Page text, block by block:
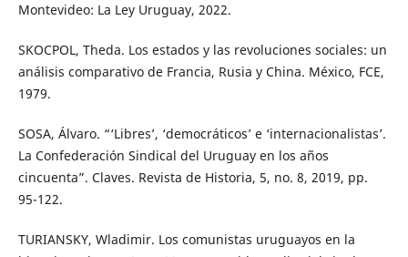
Montevideo: La Ley Uruguay, 2022.
SKOCPOL, Theda. Los estados y las revoluciones sociales: un
análisis comparativo de Francia, Rusia y China. México, FCE,
1979.
SOSA, Álvaro. “‘Libres’, ‘democráticos’ e ‘internacionalistas’.
La Confederación Sindical del Uruguay en los años
cincuenta”. Claves. Revista de Historia, 5, no. 8, 2019, pp.
95-122.
TURIANSKY, Wladimir. Los comunistas uruguayos en la